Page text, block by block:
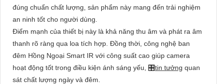
đúng chuẩn chất lượng, sản phẩm này mang đến trải nghiệm
an ninh tốt cho người dùng.
Điểm mạnh của thiết bị này là khả năng thu âm và phát ra âm
thanh rõ ràng qua loa tích hợp. Đồng thời, công nghệ ban
đêm Hồng Ngoại Smart IR với công suất cao giúp camera
hoạt động tốt trong điều kiện ánh sáng yếu, 🎛tin tưởng quan
sát chất lượng ngày và đêm.